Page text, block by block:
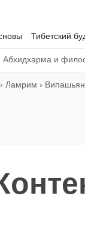
Тибетский
Абхидхарма и
› Ламрим ›